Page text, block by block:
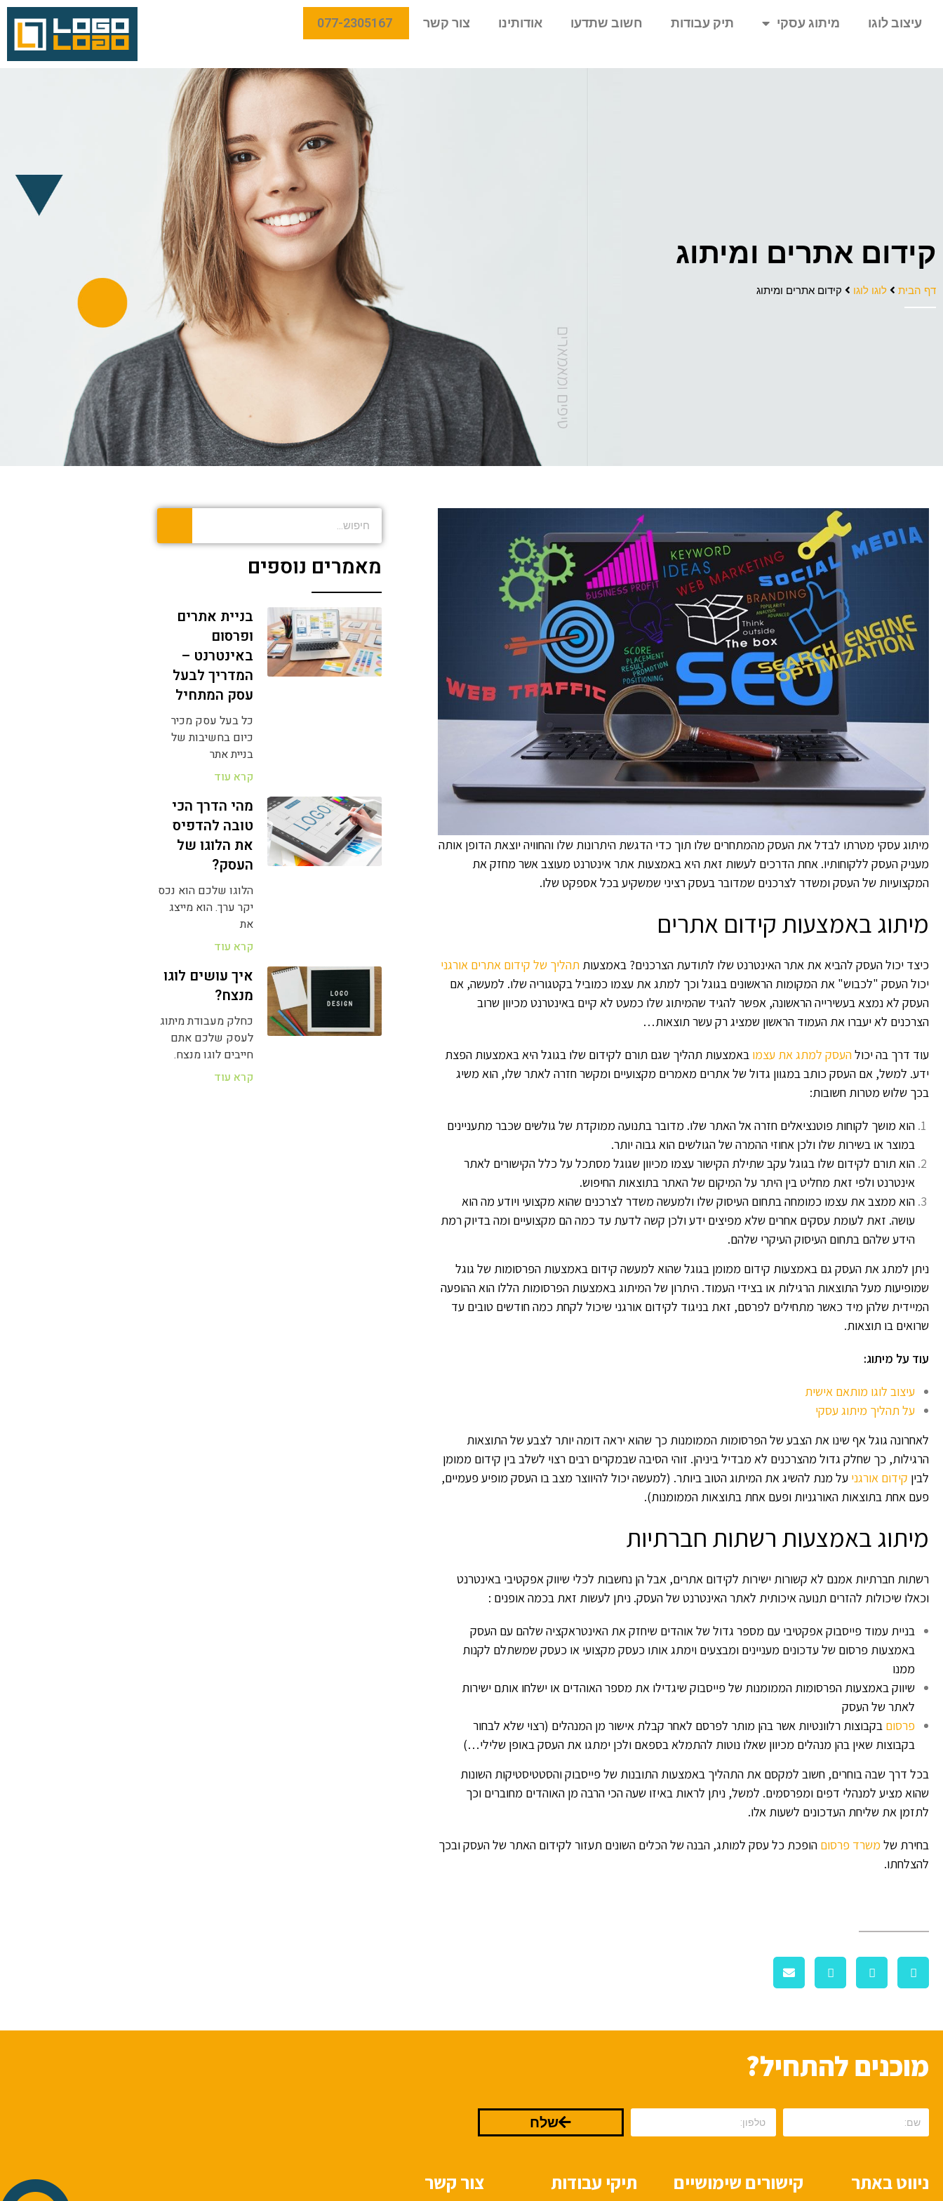
עיצוב לוגו מיתוג עסקי תיק עבודות חשוב שתדעו אודותינו צור קשר
קידום אתרים ומיתוג
דף הבית לוגו לוגו קידום אתרים ומיתוג
מיתוג עסקי מטרתו לבדל את העסק מהמתחרים שלו תוך כדי הדגשת היתרונות שלו והחוויה יוצאת הדופן אותה
מעניק העסק ללקוחותיו. אחת הדרכים לעשות זאת היא באמצעות אתר אינטרנט מעוצב אשר מחזק את
המקצועיות של העסק ומשדר לצרכנים שמדובר בעסק רציני שמשקיע בכל אספקט שלו.
מיתוג באמצעות קידום אתרים
כיצד יכול העסק להביא את אתר האינטרנט שלו לתודעת הצרכנים? באמצעות תהליך של קידום אתרים אורגני
יכול העסק "לכבוש" את המקומות הראשונים בגוגל וכך למתג את עצמו כמוביל בקטגוריה שלו. למעשה, אם
העסק לא נמצא בעשירייה הראשונה, אפשר להגיד שהמיתוג שלו כמעט לא קיים באינטרנט מכיוון שרוב
הצרכנים לא יעברו את העמוד הראשון שמציג רק עשר תוצאות…
עוד דרך בה יכולהעסק למתג את עצמו באמצעות תהליך שגם תורם לקידום שלו בגוגל היא באמצעות הפצת
ידע. למשל, אם העסק כותב במגוון גדול של אתרים מאמרים מקצועיים ומקשר חזרה לאתר שלו, הוא משיג
בכך שלוש מטרות חשובות:
הוא מושך לקוחות פוטנציאלים חזרה אל האתר שלו. מדובר בתנועה ממוקדת של גולשים שכבר מתעניינים
במוצר או בשירות שלו ולכן אחוזי ההמרה של הגולשים הוא גבוה יותר.
הוא תורם לקידום שלו בגוגל עקב שתילת הקישור עצמו מכיוון שגוגל מסתכל על כלל הקישורים לאתר
אינטרנט ולפי זאת מחליט בין היתר על המיקום של האתר בתוצאות החיפוש.
הוא ממצב את עצמו כמומחה בתחום העיסוק שלו ולמעשה משדר לצרכנים שהוא מקצועי ויודע מה הוא
עושה. זאת לעומת עסקים אחרים שלא מפיצים ידע ולכן קשה לדעת עד כמה הם מקצועיים ומה בדיוק רמת
הידע שלהם בתחום העיסוק העיקרי שלהם.
ניתן למתג את העסק גם באמצעות קידום ממומן בגוגל שהוא למעשה קידום באמצעות הפרסומות של גוגל
שמופיעות מעל התוצאות הרגילות או בצידי העמוד. היתרון של המיתוג באמצעות הפרסומות הללו הוא ההופעה
המיידית שלהן מיד כאשר מתחילים לפרסם, זאת בניגוד לקידום אורגני שיכול לקחת כמה חודשים טובים עד
שרואים בו תוצאות.
עוד על מיתוג:
עיצוב לוגו מותאם אישית
על תהליך מיתוג עסקי
לאחרונה גוגל אף שינו את הצבע של הפרסומות הממומנות כך שהוא יראה דומה יותר לצבע של התוצאות
הרגילות, כך שחלק גדול מהצרכנים לא מבדיל ביניהן. זוהי הסיבה שבמקרים רבים רצוי לשלב בין קידום ממומן
לבין קידום אורגני על מנת להשיג את המיתוג הטוב ביותר. (למעשה יכול להיווצר מצב בו העסק מופיע פעמיים,
פעם אחת בתוצאות האורגניות ופעם אחת בתוצאות הממומנות).
מיתוג באמצעות רשתות חברתיות
רשתות חברתיות אמנם לא קשורות ישירות לקידום אתרים, אבל הן נחשבות לכלי שיווק אפקטיבי באינטרנט
וכאלו שיכולות להזרים תנועה איכותית לאתר האינטרנט של העסק. ניתן לעשות זאת בכמה אופנים :
בניית עמוד פייסבוק אפקטיבי עם מספר גדול של אוהדים שיחזק את האינטראקציה שלהם עם העסק
באמצעות פרסום של עדכונים מעניינים ומבצעים וימתג אותו כעסק מקצועי או כעסק שמשתלם לקנות
ממנו
שיווק באמצעות הפרסומות הממומנות של פייסבוק שיגדילו את מספר האוהדים או ישלחו אותם ישירות
לאתר של העסק
פרסום בקבוצות רלוונטיות אשר בהן מותר לפרסם לאחר קבלת אישור מן המנהלים (רצוי שלא לבחור
בקבוצות שאין בהן מנהלים מכיוון שאלו נוטות להתמלא בספאם ולכן ימתגו את העסק באופן שלילי…)
בכל דרך שבה בוחרים, חשוב למקסם את התהליך באמצעות התובנות של פייסבוק והסטטיסטיקות השונות
שהוא מציע למנהלי דפים ומפרסמים. למשל, ניתן לראות באיזו שעה הכי הרבה מן האוהדים מחוברים וכך
לתזמן את שליחת העדכונים לשעות אלו.
בחירת של משרד פרסום הופכת כל עסק למותג, הבנה של הכלים השונים תעזור לקידום האתר של העסק ובכך
להצלחתו.
מאמרים נוספים
בניית אתרים
ופרסום
באינטרנט –
המדריך לבעל
עסק המתחיל
כל בעל עסק מכיר
כיום בחשיבות של
בניית אתר
קרא עוד
מהי הדרך הכי
טובה להדפיס
את הלוגו של
העסק?
הלוגו שלכם הוא נכס
יקר ערך. הוא מייצג
את
קרא עוד
איך עושים לוגו
מנצח?
כחלק מעבודת מיתוג
לעסק שלכם אתם
חייבים לוגו מנצח.
קרא עוד
מוכנים להתחיל?
שלח
ניווט באתר קישורים שימושיים תיקי עבודות צור קשר